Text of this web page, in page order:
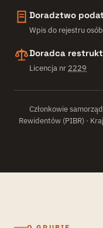
Doradztwo
Wpis do rejestru
Doradca
Licencja nr 2229
Członkowie
Rewidentów (PIBR) ·